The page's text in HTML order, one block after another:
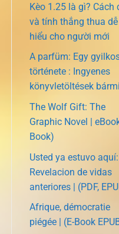
Kèo 1.25 là gì? Cách
và tính thắng thua dễ
hiểu cho người mới
A parfüm: Egy
története : Ingyenes
könyvletöltések
The Wolf Gift: The
Graphic Novel |
Book)
Usted ya estuvo aquí:
Revelacion de vidas
anteriores | (PDF,
Afrique, démocratie
piégée | (E-Book